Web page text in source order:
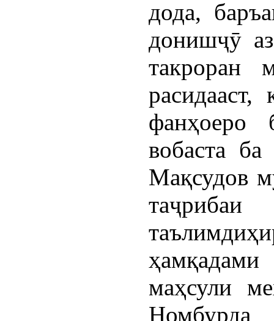
дода,
донишҷӯ
такроран
фанҳоеро
вобаста
Мақсудов
маҳсули